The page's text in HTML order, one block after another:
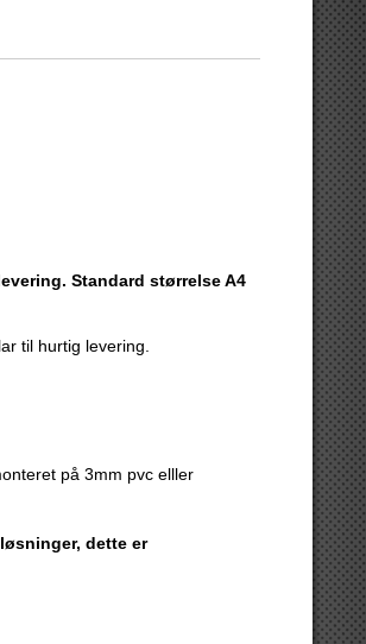
Standard størrelse A4
til hurtig levering.
på 3mm pvc elller
dette er